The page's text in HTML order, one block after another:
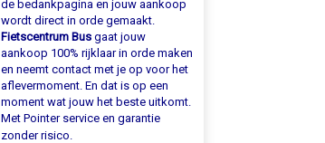
de bedankpagina en jouw aankoop
wordt direct in orde gemaakt.
Fietscentrum Bus gaat jouw
aankoop 100% rijklaar in orde maken
en neemt contact met je op voor het
aflevermoment. En dat is op een
moment wat jouw het beste uitkomt.
Met Pointer service en garantie
zonder risico.